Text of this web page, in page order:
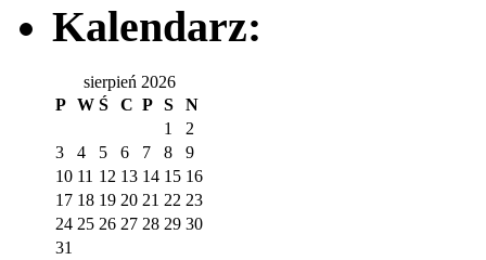
Kalendarz:
sierpień 2026
P W Ś C P S
N
1
2
3
4 5 6 7 8
9
10 11 12 13 14 15 16
17 18 19 20 21 22 23
24 25 26 27 28 29 30
31